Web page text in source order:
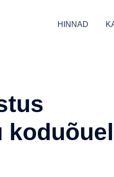
HINNAD
koduõuel